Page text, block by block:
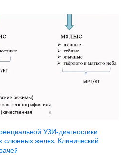
УЗИ-диагностики
слюнных желез. Клинический